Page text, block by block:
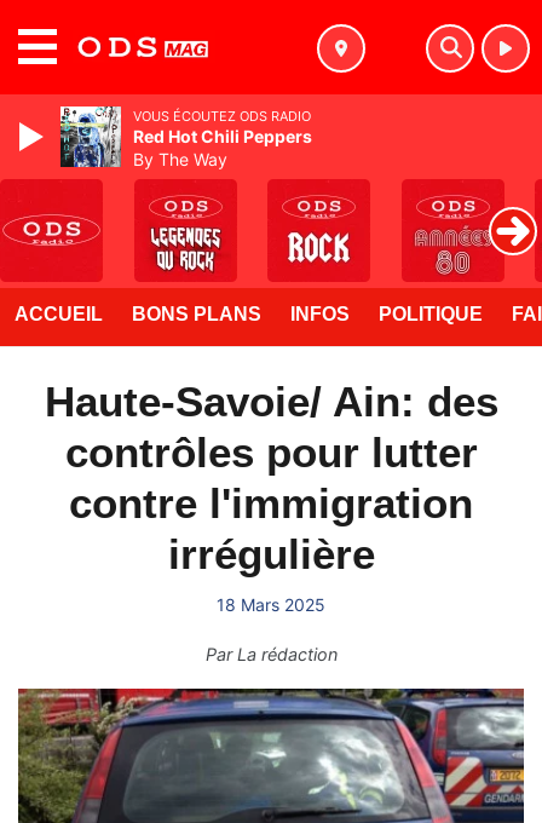
ACCUEIL BONS PLANS INFOS POLITIQUE
Haute-Savoie/ Ain: des
contrôles pour lutter
contre l'immigration
irrégulière
18 Mars 2025
ParLa rédaction
VOUS ÉCOUTEZ ODS RADIO
Red Hot Chili Peppers
By The Way